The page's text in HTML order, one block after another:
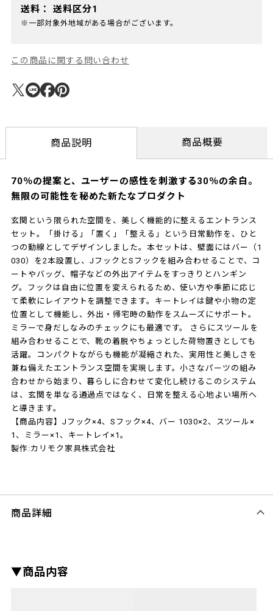
送料： 送料区分1
※一部対象外地域がある場合がございます。
この商品に関する問い合わせ
商品説明 商品概要
70％の提案と、ユーザーの感性を刺激する30％の余白。
無限の可能性を秘めた新たなプロダクト
玄関という限られた空間を、美しく機能的に整えるエントランス
セット。「掛ける」「置く」「整える」という日常動作を、ひと
つの動線としてデザインしました。本セットは、壁面にはバー（1
030）を2本設置し、JフックとSフックを組み合わせることで、コ
ートやバッグ、帽子などの外出アイテムをすっきりとハンギン
グ。フックは自由に位置を変えられるため、使い方や季節に応じ
て柔軟にレイアウトを調整できます。キートレイは鍵や小物の定
位置として機能し、外出・帰宅時の動作をスムーズにサポート。
ミラーで身だしなみのチェックにも最適です。 さらにスツールを
組み合わせることで、靴の着脱やちょっとした荷物置きとしても
活躍。コンパクトながらも機能が凝縮された、実用性と美しさを
兼ね備えたエントランス空間を実現します。小さなパーツの組み
合わせから始まり、暮らしに合わせて変化し続けるこのシステム
は、玄関を単なる通過点ではなく、日常を整える心地よい場所へ
と導きます。
【商品内容】Jフック×4、Sフック×4、バー 1030×2、スツール×
1、ミラー×1、キートレイ×1。
製作:カリモク家具株式会社
商品詳細
▼商品内容